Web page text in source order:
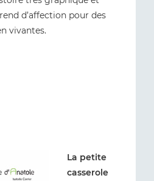
d’affection pour des
vivantes.
La petite
casserole